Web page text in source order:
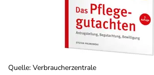
Quelle: Verbraucherzentrale